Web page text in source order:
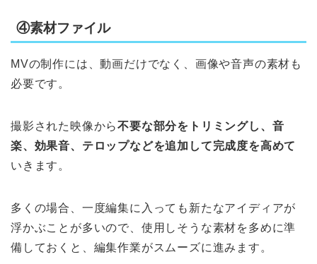
④素材ファイル
MVの制作には、動画だけでなく、画像や音声の素材も
必要です。
撮影された映像から不要な部分をトリミングし、音
楽、効果音、テロップなどを追加して完成度を高めて
いきます。
多くの場合、一度編集に入っても新たなアイディアが
浮かぶことが多いので、使用しそうな素材を多めに準
備しておくと、編集作業がスムーズに進みます。